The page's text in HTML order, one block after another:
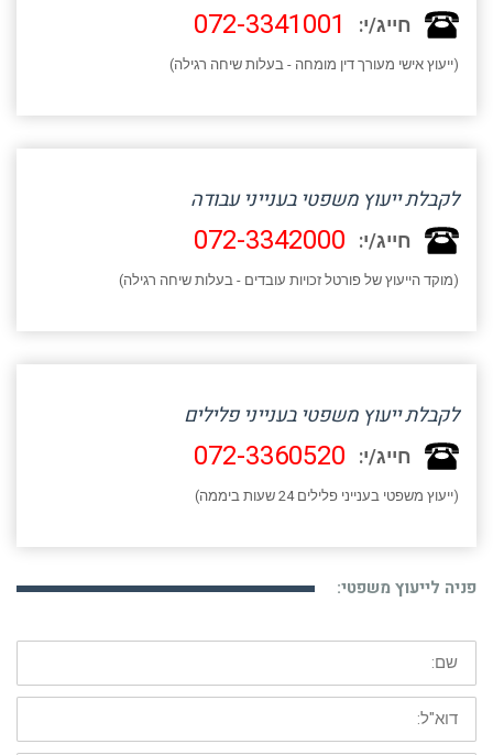
חייג/י: 072-3341001
(ייעוץ אישי מעורך דין מומחה - בעלות שיחה רגילה)
לקבלת ייעוץ משפטי בענייני עבודה
חייג/י: 072-3342000
(מוקד הייעוץ של פורטל זכויות עובדים - בעלות שיחה רגילה)
לקבלת ייעוץ משפטי בענייני פלילים
חייג/י: 072-3360520
(ייעוץ משפטי בענייני פלילים 24 שעות ביממה)
פניה לייעוץ משפטי:
שם:
דוא"ל: